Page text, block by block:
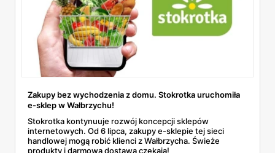
Zakupy bez wychodzenia z domu. Stokrotka uruchomiła
e-sklep w Wałbrzychu!
Stokrotka kontynuuje rozwój koncepcji sklepów
internetowych. Od 6 lipca, zakupy e-sklepie tej sieci
handlowej mogą robić klienci z Wałbrzycha. Świeże
produkty i darmowa dostawa czekają!